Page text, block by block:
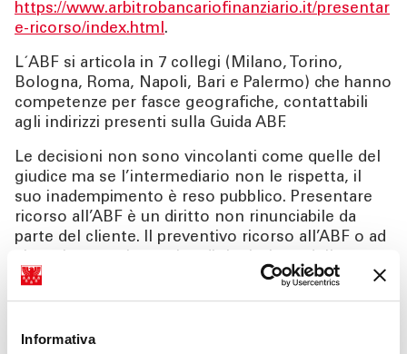
Informativa
https://www.arbitrobancariofinanziario.it/presentar
e-ricorso/index.html.
L´ABF si articola in 7 collegi (Milano, Torino,
Bologna, Roma, Napoli, Bari e Palermo) che hanno
competenze per fasce geografiche, contattabili
agli indirizzi presenti sulla Guida ABF.
Le decisioni non sono vincolanti come quelle del
giudice ma se l’intermediario non le rispetta, il
suo inadempimento è reso pubblico. Presentare
ricorso all’ABF è un diritto non rinunciabile da
parte del cliente. Il preventivo ricorso all’ABF o ad
controversie è condizione di procedibilità per
avviare un procedimento giudiziario. Se il cliente o
dell’ABF, può comunque rivolgersi al giudice,